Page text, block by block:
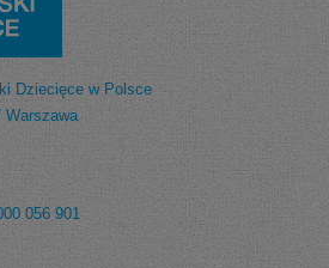
Dziecięce w Polsce
Warszawa
056 901